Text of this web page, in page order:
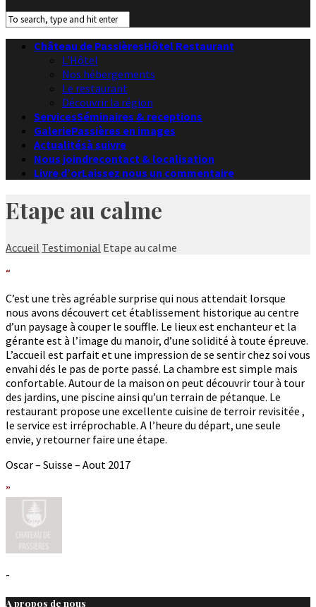
Château de PassièresHôtel Restaurant
L’Hôtel
Nos hébergements
Le restaurant
Découvrir la région
ServicesSéminaires & receptions
GaleriePassières en images
Actualitésà suivre
Nous joindrecontact & localisation
Livre d’orLaissez nous un commentaire
Etape au calme
Accueil Testimonial Etape au calme
“
C’est une très agréable surprise qui nous attendait lorsque
nous avons découvert cet établissement historique au centre
d’un paysage à couper le souffle. Le lieux est enchanteur et la
gérante est à l’image du manoir, d’une solidité à toute épreuve.
L’accueil est parfait et une impression de se sentir chez soi vous
envahi dés le pas de porte passé. La chambre est simple mais
confortable. Autour de la maison on peut découvrir tour à tour
des jardins, une piscine ainsi qu’un terrain de pétanque. Le
restaurant propose une excellente cuisine de terroir revisitée ,
le service est irréprochable. A l’heure du départ, une seule
envie, y retourner faire une étape.
Oscar – Suisse – Aout 2017
”
-
A propos de nous